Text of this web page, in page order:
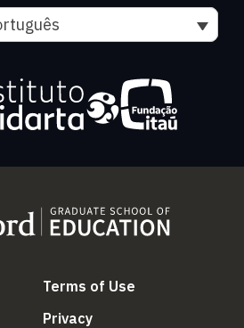
is external)
is external)
Terms of Use
Privacy(link is external)